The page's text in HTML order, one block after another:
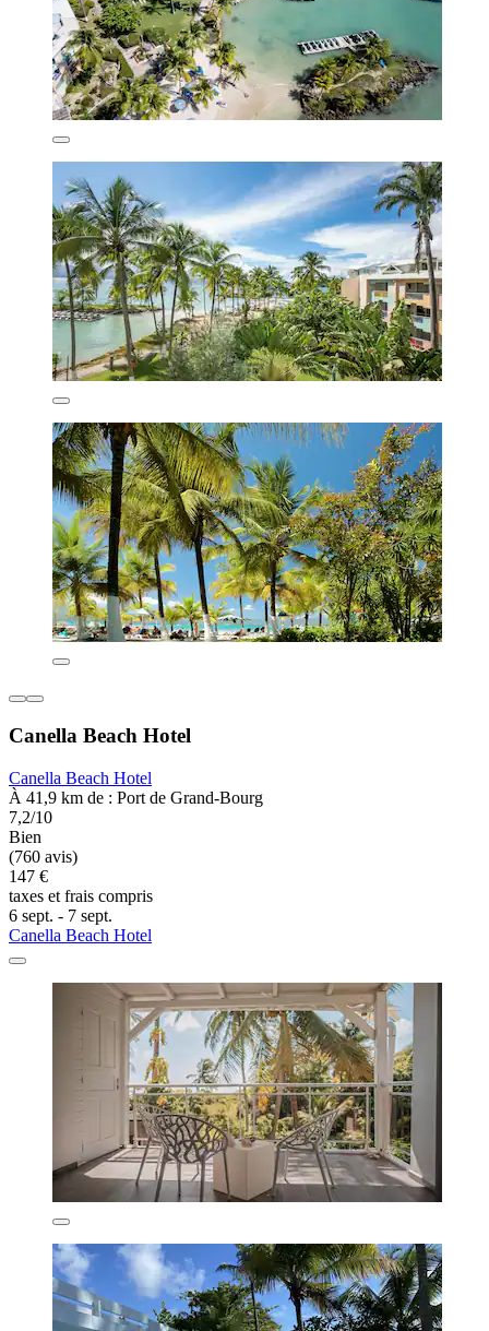
Canella Beach Hotel
Canella Beach Hotel
À 41,9 km de : Port de Grand-Bourg
7,2/10
Bien
(760 avis)
147 €
taxes et frais compris
6 sept. - 7 sept.
Canella Beach Hotel